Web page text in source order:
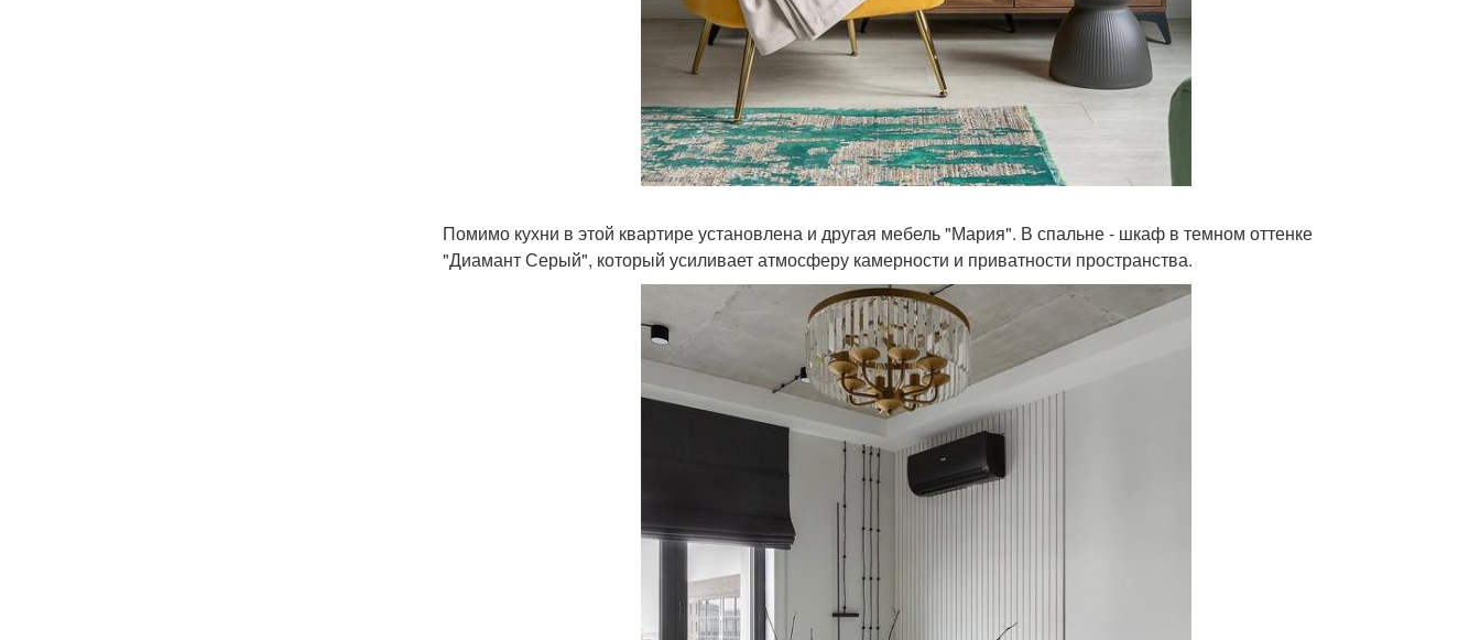
Помимо кухни в этой квартире установлена и другая мебель "Мария". В спальне - шкаф в темном оттенке
"Диамант Серый", который усиливает атмосферу камерности и приватности пространства.